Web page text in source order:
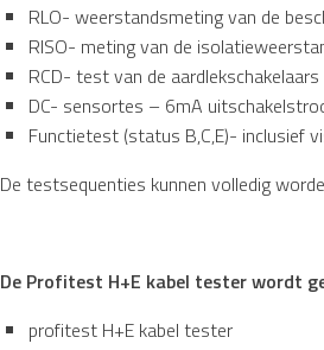
RLO- weerstandsmeting van de
RISO- meting van de
RCD- test van de
DC- sensortes – 6mA
Functietest (status B,C,E)- inclusief
De testsequenties kunnen volledig
De Profitest H+E kabel tester wordt
profitest H+E kabel tester